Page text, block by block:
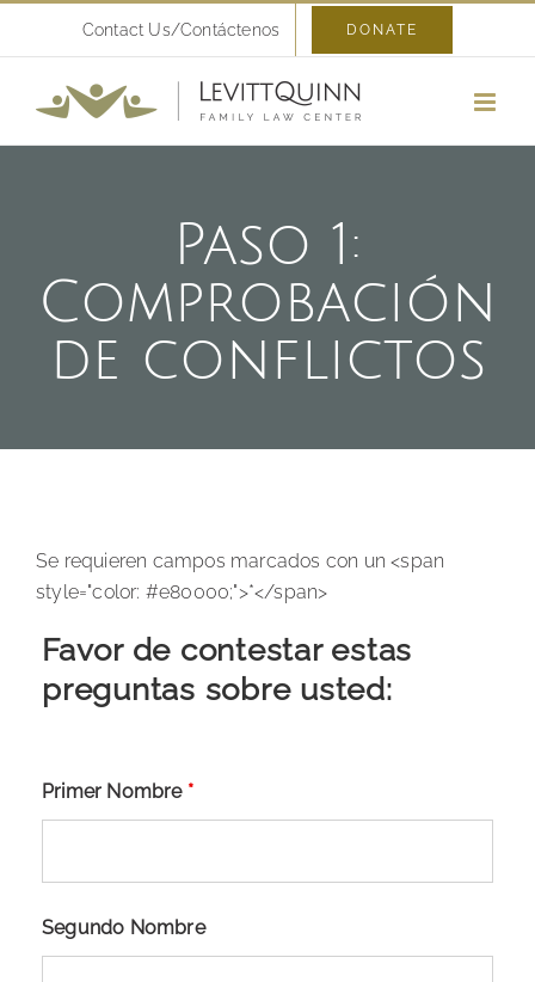
Contact Us/Contáctenos DONATE
Paso 1:
Comprobación
de conflictos
Se requieren campos marcados con un <span
style="color: #e80000;">*</span>
Favor de contestar estas
preguntas sobre usted:
Primer Nombre *
Segundo Nombre